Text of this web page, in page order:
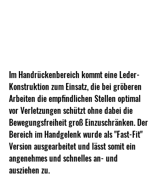
Im Handrückenbereich kommt eine Leder-
Konstruktion zum Einsatz, die bei gröberen
Arbeiten die empfindlichen Stellen optimal
vor Verletzungen schützt ohne dabei die
Bewegungsfreiheit groß Einzuschränken. Der
Bereich im Handgelenk wurde als "Fast-Fit"
Version ausgearbeitet und lässt somit ein
angenehmes und schnelles an- und
ausziehen zu.